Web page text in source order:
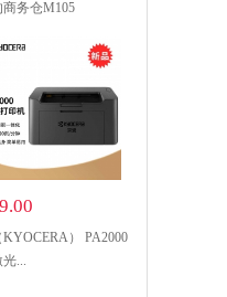
务仓M105
） PA2000
...